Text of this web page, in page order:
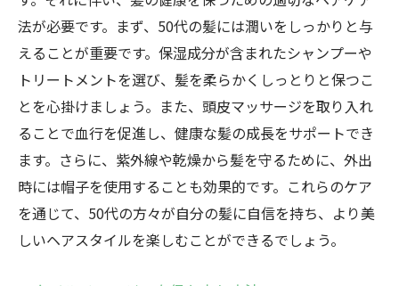
法が必要です。まず、50代の髪には潤いをしっかりと与
えることが重要です。保湿成分が含まれたシャンプーや
トリートメントを選び、髪を柔らかくしっとりと保つこ
とを心掛けましょう。また、頭皮マッサージを取り入れ
ることで血行を促進し、健康な髪の成長をサポートでき
ます。さらに、紫外線や乾燥から髪を守るために、外出
時には帽子を使用することも効果的です。これらのケア
を通じて、50代の方々が自分の髪に自信を持ち、より美
しいヘアスタイルを楽しむことができるでしょう。